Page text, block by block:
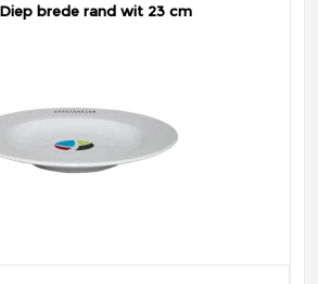
brede rand wit 23 cm